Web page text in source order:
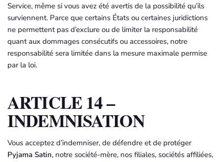
Service, même si vous avez été avertis de la possibilité qu’ils
surviennent. Parce que certains États ou certaines juridictions
ne permettent pas d’exclure ou de limiter la responsabilité
quant aux dommages consécutifs ou accessoires, notre
responsabilité sera limitée dans la mesure maximale permise
par la loi.
ARTICLE 14 –
INDEMNISATION
Vous acceptez d’indemniser, de défendre et de protéger
Pyjama Satin, notre société-mère, nos filiales, sociétés affiliées,